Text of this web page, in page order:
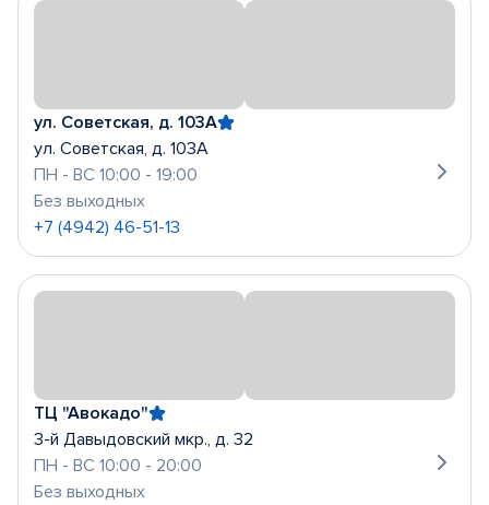
ул. Советская, д. 103А
ул. Советская, д. 103А
ПН - ВС 10:00 - 19:00
Без выходных
+7 (4942) 46-51-13
ТЦ "Авокадо"
3-й Давыдовский мкр., д. 32
ПН - ВС 10:00 - 20:00
Без выходных